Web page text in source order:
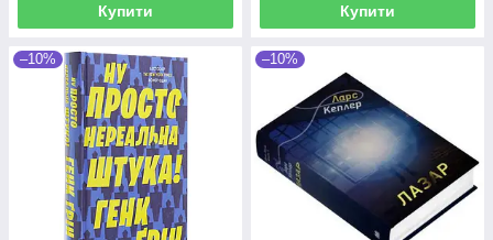
Купити Купити
–10% –10%